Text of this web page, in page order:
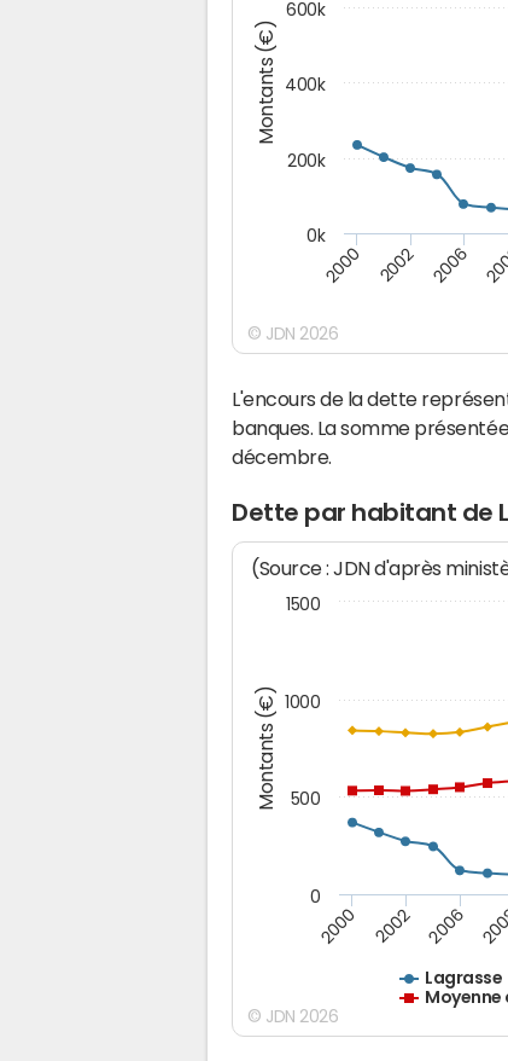
Montants (€)
2000 2002 2006
0k
200k
400k
600k
© JDN 2026
L'encours de la dette
banques. La somme
décembre.
Dette par habitant de
Montants (€)
(Source : JDN d'après
Lagrasse
2000 2002 2006
0
500
1000
1500
© JDN 2026